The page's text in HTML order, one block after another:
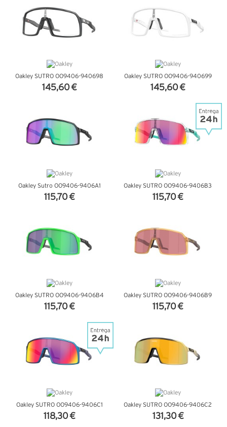
Oakley SUTRO OO9406-940698
145,60 €
Oakley SUTRO OO9406-940699
145,60 €
Oakley Sutro OO9406-9406A1
115,70 €
Oakley SUTRO OO9406-9406B3
115,70 €
Oakley SUTRO OO9406-9406B4
115,70 €
Oakley SUTRO OO9406-9406B9
115,70 €
Oakley SUTRO OO9406-9406C1
118,30 €
Oakley SUTRO OO9406-9406C2
131,30 €